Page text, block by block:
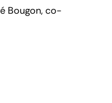
Bougon, co-